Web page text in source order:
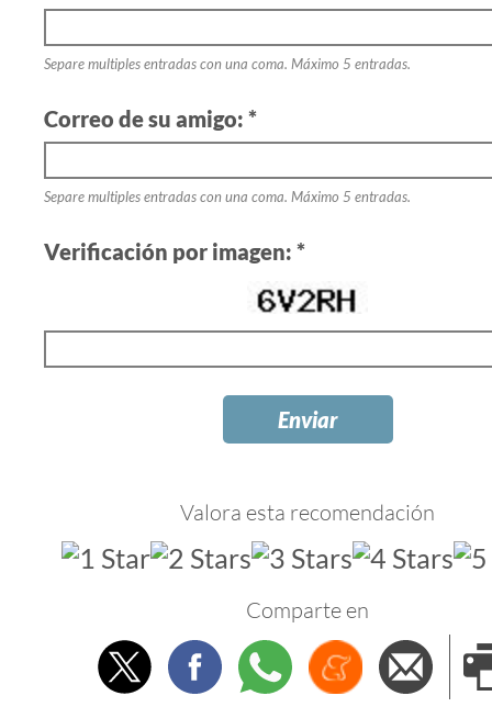
Separe multiples entradas con una coma. Máximo 5 entradas.
Correo de su amigo: *
Separe multiples entradas con una coma. Máximo 5 entradas.
Verificación por imagen: *
Valora esta recomendación
Comparte en
TwitterFacebookWhatsappMenéame